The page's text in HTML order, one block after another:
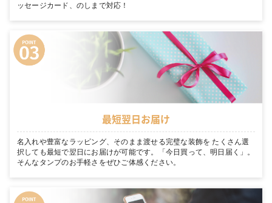
ッセージカード、のしまで対応！
最短翌日お届け
名入れや豊富なラッピング、そのまま渡せる完璧な装飾を たくさん選
択しても最短で翌日にお届けが可能です。「今日買って、明日届く」。
そんなタンプのお手軽さをぜひご体感ください。